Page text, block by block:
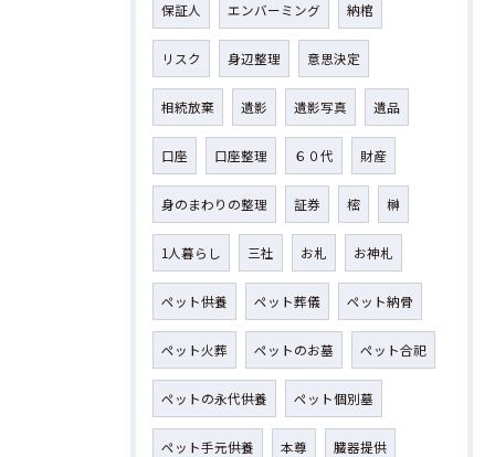
保証人 エンバーミング 納棺
リスク 身辺整理 意思決定
相続放棄 遺影 遺影写真 遺品
口座 口座整理 ６０代 財産
身のまわりの整理 証券 樒 榊
1人暮らし 三社 お札 お神札
ペット供養 ペット葬儀 ペット納骨
ペット火葬 ペットのお墓 ペット合祀
ペットの永代供養 ペット個別墓
ペット手元供養 本尊 臓器提供